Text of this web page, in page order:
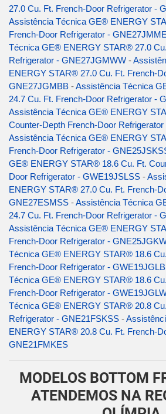
27.0 Cu. Ft. French-Door Refrigerator -
Assistência Técnica GE® ENERGY
French-Door Refrigerator -
Técnica GE® ENERGY STAR® 27.0
Refrigerator - GNE27JGMWW -
ENERGY STAR® 27.0 Cu. Ft. French-
GNE27JGMBB -Assistência Técnica
24.7 Cu. Ft. French-Door Refrigerator -
Assistência Técnica GE® ENERGY
Counter-Depth French-Door
Assistência Técnica GE® ENERGY
French-Door Refrigerator -
GE® ENERGY STAR® 18.6 Cu. Ft.
Door Refrigerator - GWE19JSLSS -
ENERGY STAR® 27.0 Cu. Ft. French-
GNE27ESMSS -Assistência Técnica
24.7 Cu. Ft. French-Door Refrigerator -
Assistência Técnica GE® ENERGY
French-Door Refrigerator -
Técnica GE® ENERGY STAR® 18.6
French-Door Refrigerator -
Técnica GE® ENERGY STAR® 18.6
French-Door Refrigerator -
Técnica GE® ENERGY STAR® 20.8
Refrigerator - GNE21FSKSS -
ENERGY STAR® 20.8 Cu. Ft. French-
GNE21FMKES
MODELOS BOTTOM
ATENDEMOS NA